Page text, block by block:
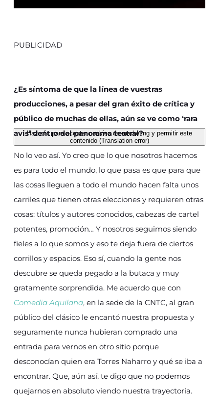
Haz clic para aceptar cookies de marketing y permitir este
contenido (Translation error)
PUBLICIDAD
¿Es síntoma de que la línea de vuestras
producciones, a pesar del gran éxito de crítica y
público de muchas de ellas, aún se ve como ‘rara
avis’ dentro del panorama teatral?
No lo veo así. Yo creo que lo que nosotros hacemos
es para todo el mundo, lo que pasa es que para que
las cosas lleguen a todo el mundo hacen falta unos
carriles que tienen otras elecciones y requieren otras
cosas: títulos y autores conocidos, cabezas de cartel
potentes, promoción… Y nosotros seguimos siendo
fieles a lo que somos y eso te deja fuera de ciertos
corrillos y espacios. Eso sí, cuando la gente nos
descubre se queda pegado a la butaca y muy
gratamente sorprendida. Me acuerdo que con
Comedia Aquilana, en la sede de la CNTC, al gran
público del clásico le encantó nuestra propuesta y
seguramente nunca hubieran comprado una
entrada para vernos en otro sitio porque
desconocían quien era Torres Naharro y qué se iba a
encontrar. Que, aún así, te digo que no podemos
quejarnos en absoluto viendo nuestra trayectoria.